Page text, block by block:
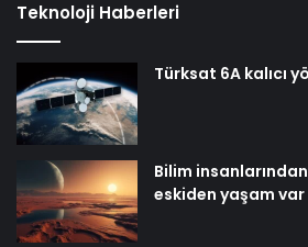
Teknoloji Haberleri
Türksat 6A kalıcı
Bilim
eskiden yaşam var